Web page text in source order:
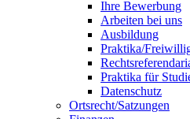
Ihre Bewerbung
Arbeiten bei uns
Ausbildung
Praktika/
Praktika für
Datenschutz
Ortsrecht/Satzungen